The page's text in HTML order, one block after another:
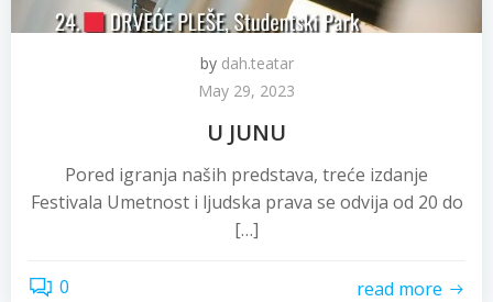
by dah.teatar
May 29, 2023
U JUNU
Pored igranja naših predstava, treće izdanje
Festivala Umetnost i ljudska prava se odvija od 20 do
[…]
0 read more